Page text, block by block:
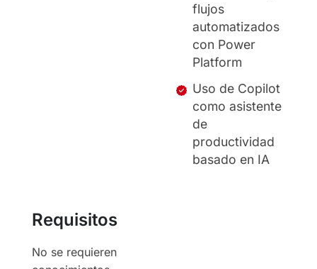
flujos
automatizados
con Power
Platform
Uso de Copilot
como asistente
de
productividad
basado en IA
Requisitos
No se requieren